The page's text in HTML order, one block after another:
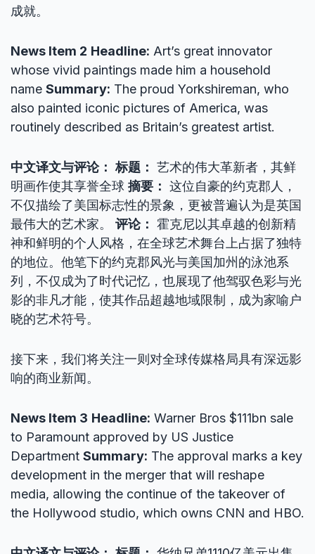
成就。
News Item 2 Headline: Art’s great innovator
whose vivid paintings made him a household
name Summary: The proud Yorkshireman, who
also painted iconic pictures of America, was
routinely described as Britain’s greatest artist.
中文译文与评论： 标题： 艺术的伟大革新者，其鲜
明画作使其享誉全球 摘要： 这位自豪的约克郡人，
不仅描绘了美国标志性的景象，更被普遍认为是英国
最伟大的艺术家。 评论： 霍克尼以其卓越的创新精
神和鲜明的个人风格，在全球艺术舞台上占据了独特
的地位。他笔下的约克郡风光与美国加州的泳池系
列，不仅成为了时代记忆，也展现了他驾驭色彩与光
影的非凡才能，使其作品超越地域限制，成为家喻户
晓的艺术符号。
接下来，我们将关注一则对全球传媒格局具有深远影
响的商业新闻。
News Item 3 Headline: Warner Bros $111bn sale
to Paramount approved by US Justice
Department Summary: The approval marks a key
development in the merger that will reshape
media, allowing the continue of the takeover of
the Hollywood studio, which owns CNN and HBO.